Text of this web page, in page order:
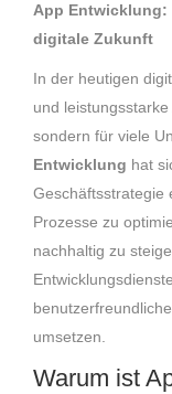
App
digitale Zukunft
In der heutigen
und
sondern für viele
Entwicklung hat
Geschäftsstrategie
Prozesse zu
nachhaltig zu
umsetzen.
Warum ist